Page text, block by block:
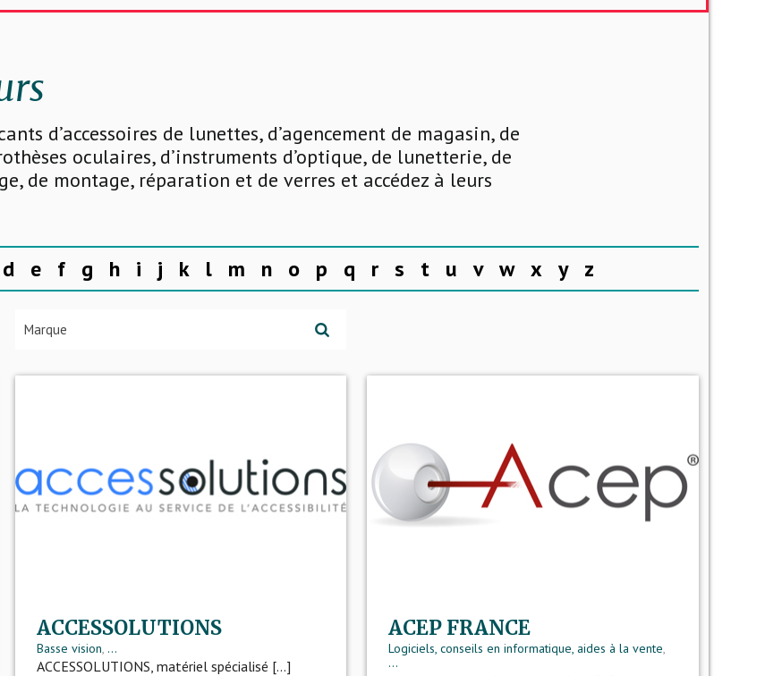
d’accessoires de lunettes, d’agencement de magasin, de
oculaires, d’instruments d’optique, de lunetterie, de
de montage, réparation et de verres et accédez à leurs
d e f g h i j k l m n o p q r s t u v w x y z
ACCESSOLUTIONS
Basse vision ...
ACCESSOLUTIONS, matériel spécialisé [...]
ACEP FRANCE
Logiciels, conseils en informatique, aides à la vente
...